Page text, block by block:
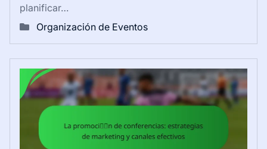
planificar…
Organización de Eventos